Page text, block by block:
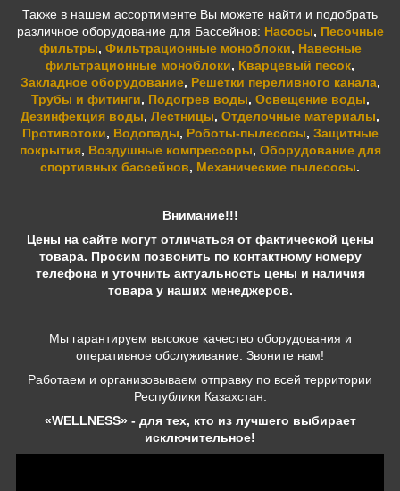
Также в нашем ассортименте Вы можете найти и подобрать
различное оборудование для Бассейнов: Насосы, Песочные
фильтры, Фильтрационные моноблоки, Навесные
фильтрационные моноблоки, Кварцевый песок,
Закладное оборудование, Решетки переливного канала,
Трубы и фитинги, Подогрев воды, Освещение воды,
Дезинфекция воды, Лестницы, Отделочные материалы,
Противотоки, Водопады, Роботы-пылесосы, Защитные
покрытия, Воздушные компрессоры, Оборудование для
спортивных бассейнов, Механические пылесосы.
Внимание!!!
Цены на сайте могут отличаться от фактической цены
товара. Просим позвонить по контактному номеру
телефона и уточнить актуальность цены и наличия
товара у наших менеджеров.
Мы гарантируем высокое качество оборудования и
оперативное обслуживание. Звоните нам!
Работаем и организовываем отправку по всей территории
Республики Казахстан.
«WELLNESS» - для тех, кто из лучшего выбирает
исключительное!